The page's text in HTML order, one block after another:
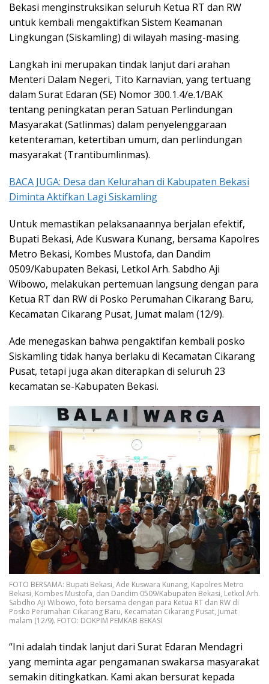
Bekasi menginstruksikan seluruh Ketua RT dan RW
untuk kembali mengaktifkan Sistem Keamanan
Lingkungan (Siskamling) di wilayah masing-masing.
Langkah ini merupakan tindak lanjut dari arahan
Menteri Dalam Negeri, Tito Karnavian, yang tertuang
dalam Surat Edaran (SE) Nomor 300.1.4/e.1/BAK
tentang peningkatan peran Satuan Perlindungan
Masyarakat (Satlinmas) dalam penyelenggaraan
ketenteraman, ketertiban umum, dan perlindungan
masyarakat (Trantibumlinmas).
BACA JUGA: Desa dan Kelurahan di Kabupaten Bekasi
Diminta Aktifkan Lagi Siskamling
Untuk memastikan pelaksanaannya berjalan efektif,
Bupati Bekasi, Ade Kuswara Kunang, bersama Kapolres
Metro Bekasi, Kombes Mustofa, dan Dandim
0509/Kabupaten Bekasi, Letkol Arh. Sabdho Aji
Wibowo, melakukan pertemuan langsung dengan para
Ketua RT dan RW di Posko Perumahan Cikarang Baru,
Kecamatan Cikarang Pusat, Jumat malam (12/9).
Ade menegaskan bahwa pengaktifan kembali posko
Siskamling tidak hanya berlaku di Kecamatan Cikarang
Pusat, tetapi juga akan diterapkan di seluruh 23
kecamatan se-Kabupaten Bekasi.
FOTO BERSAMA: Bupati Bekasi, Ade Kuswara Kunang, Kapolres Metro
Bekasi, Kombes Mustofa, dan Dandim 0509/Kabupaten Bekasi, Letkol Arh.
Sabdho Aji Wibowo, foto bersama dengan para Ketua RT dan RW di
Posko Perumahan Cikarang Baru, Kecamatan Cikarang Pusat, Jumat
malam (12/9). FOTO: DOKPIM PEMKAB BEKASI
“Ini adalah tindak lanjut dari Surat Edaran Mendagri
yang meminta agar pengamanan swakarsa masyarakat
semakin ditingkatkan. Kami akan bersurat kepada